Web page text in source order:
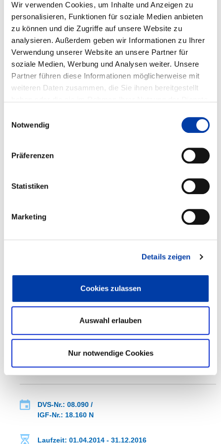
Wir verwenden Cookies, um Inhalte und Anzeigen zu
personalisieren, Funktionen für soziale Medien anbieten
zu können und die Zugriffe auf unsere Website zu
analysieren. Außerdem geben wir Informationen zu Ihrer
Verwendung unserer Website an unsere Partner für
soziale Medien, Werbung und Analysen weiter. Unsere
Partner führen diese Informationen möglicherweise mit
weiteren Daten zusammen, die Sie ihnen bereitgestellt
Notwendig
Präferenzen
Statistiken
Marketing
Details zeigen
Cookies zulassen
Auswahl erlauben
Nur notwendige Cookies
Laufzeit: 01.04.2014 - 30.09.2016
WEITERE INFORMATIONEN
REDUZIERUNG DER PORENBILDUNG BEIM
LASERSTRAHLSCHWEISSEN VON ALUMINIUM-D
EDUZIERTEN UMGEBUNGSDRUCK UND/ODER D
OPPELFOKUSTECHNIK (REDUPORE)
ERGEBNIS
ANFORDERUNGSGERECHTE ANALYSE UND
BEWERTUNG INSTATIONÄRER ZUSTÄNDE BEI
DVS-Nr.: 08.090 /
IGF-Nr.: 18.160 N
Laufzeit: 01.04.2014 - 31.12.2016